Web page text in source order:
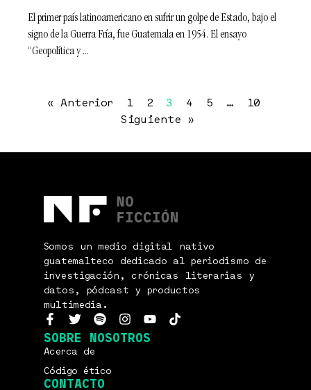
El primer país latinoamericano en sufrir un golpe de Estado, bajo el
signo de la Guerra Fría, fue Guatemala en 1954. El ensayo
“Geopolítica y
« Anterior 1 2 3 4 5 …
10
Siguiente »
Somos un medio digital nativo
guatemalteco dedicado al periodismo de
investigación, crónicas literarias y
datos, pódcast y productos
multimedia.
SOBRE NOSOTROS
Acerca de
Código ético
CONTACTO